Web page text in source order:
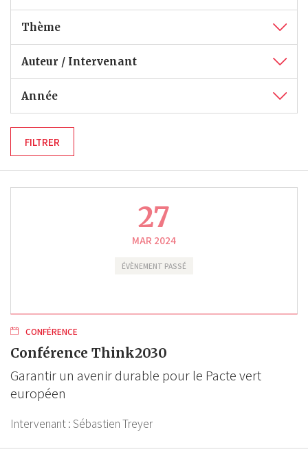
Thème
Auteur / Intervenant
Année
27
MAR 2024
ÉVÈNEMENT PASSÉ
CONFÉRENCE
Conférence Think2030
Garantir un avenir durable pour le Pacte vert
européen
Intervenant :Sébastien Treyer